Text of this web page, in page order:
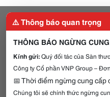
⚠️ Thông báo quan trọng
THÔNG BÁO NGỪNG
Kính gửi:Quý đối tác của Sàn
Công ty Cổ phần VNP Group –
📅 Thời điểm ngừng cung cấp
Chúng tôi sẽ chính thức ngừng